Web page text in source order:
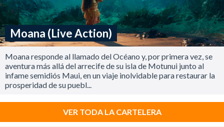
Moana (Live Action)
Moana responde al llamado del Océano y, por primera vez, se
aventura más allá del arrecife de su isla de Motunui junto al
infame semidiós Maui, en un viaje inolvidable para restaurar la
prosperidad de su puebl...
VER TODA LA CARTELERA